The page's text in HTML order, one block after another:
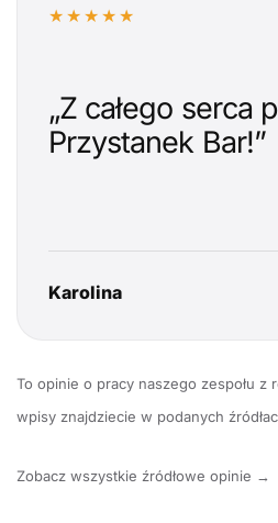
★★★★★
„Z całego serca
Przystanek Bar!”
Karolina
To opinie o pracy naszego zespołu z
wpisy znajdziecie w podanych
Zobacz wszystkie źródłowe opinie →